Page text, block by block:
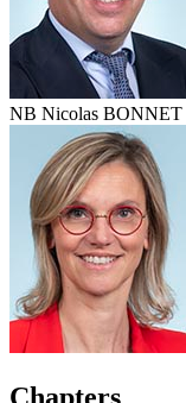
NB Nicolas BONNET